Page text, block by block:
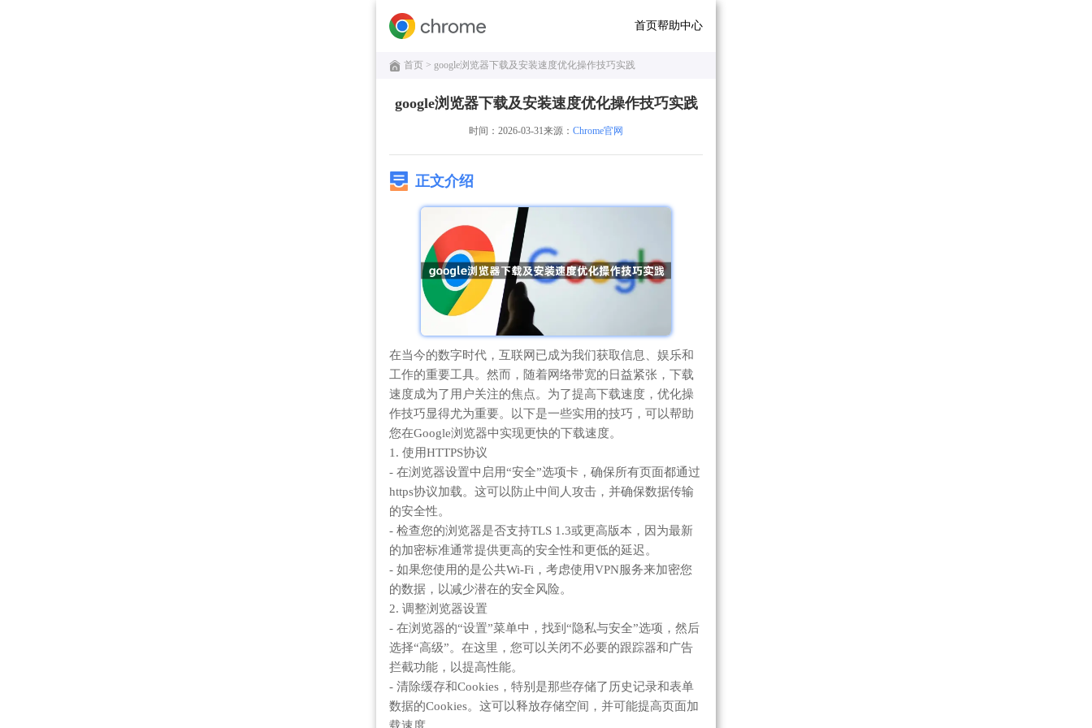
首页帮助中心
首页 > google浏览器下载及安装速度优化操作技巧实践
google浏览器下载及安装速度优化操作技巧实践
时间：2026-03-31来源： Chrome官网
正文介绍
在当今的数字时代，互联网已成为我们获取信息、娱乐和
工作的重要工具。然而，随着网络带宽的日益紧张，下载
速度成为了用户关注的焦点。为了提高下载速度，优化操
作技巧显得尤为重要。以下是一些实用的技巧，可以帮助
您在Google浏览器中实现更快的下载速度。
1. 使用HTTPS协议
- 在浏览器设置中启用“安全”选项卡，确保所有页面都通过
https协议加载。这可以防止中间人攻击，并确保数据传输
的安全性。
- 检查您的浏览器是否支持TLS 1.3或更高版本，因为最新
的加密标准通常提供更高的安全性和更低的延迟。
- 如果您使用的是公共Wi-Fi，考虑使用VPN服务来加密您
的数据，以减少潜在的安全风险。
2. 调整浏览器设置
- 在浏览器的“设置”菜单中，找到“隐私与安全”选项，然后
选择“高级”。在这里，您可以关闭不必要的跟踪器和广告
拦截功能，以提高性能。
- 清除缓存和Cookies，特别是那些存储了历史记录和表单
数据的Cookies。这可以释放存储空间，并可能提高页面加